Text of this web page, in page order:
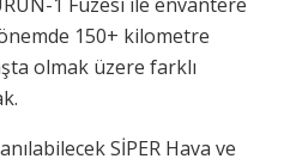
150+ kilometre
olmak üzere farklı
SİPER Hava ve